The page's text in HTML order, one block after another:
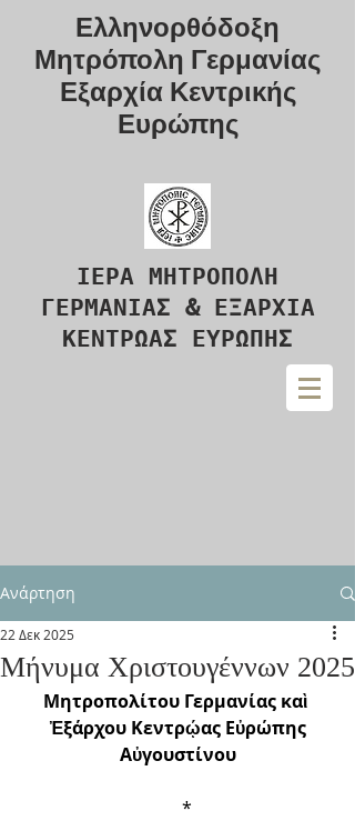
Ελληνορθόδοξη
Μητρόπολη Γερμανίας
Εξαρχία Κεντρικής
Ευρώπης
ΙΕΡΑ ΜΗΤΡΟΠΟΛΗ
ΓΕΡΜΑΝΙΑΣ & ΕΞΑΡΧΙΑ
ΚΕΝΤΡΩΑΣ ΕΥΡΩΠΗΣ
Ανάρτηση
Μήνυμα Χριστουγέννων 2025
22 Δεκ 2025
Μητροπολίτου Γερμανίας καὶ
Ἐξάρχου Κεντρῴας Εὐρώπης
Αὐγουστίνου
*